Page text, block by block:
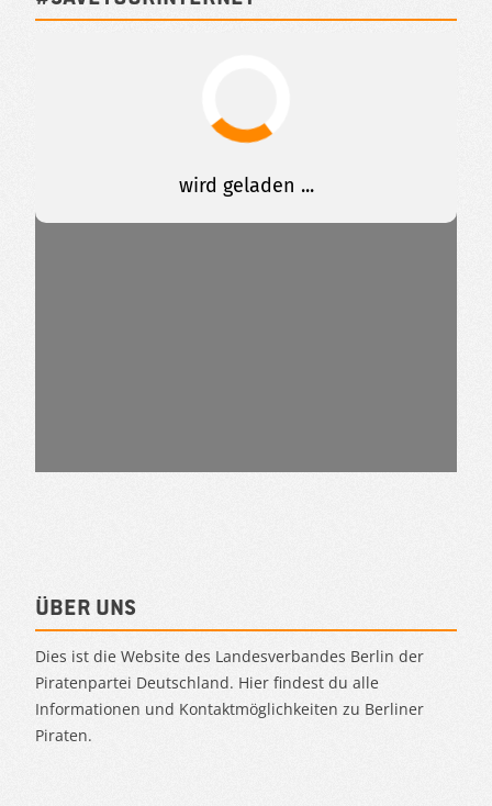
Über uns
Dies ist die Website des Landesverbandes Berlin der
Piratenpartei Deutschland. Hier findest du alle
Informationen und Kontaktmöglichkeiten zu Berliner
Piraten.